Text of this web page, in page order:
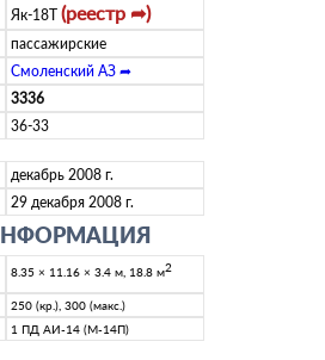
Як-18Т (реестр ➦)
пассажирские
Смоленский АЗ ➦
3336
36-33
декабрь 2008 г.
29 декабря 2008 г.
8.35 × 11.16 × 3.4 м, 18.8 м2
250 (кр.), 300 (макс.)
1 ПД АИ-14 (М-14П)